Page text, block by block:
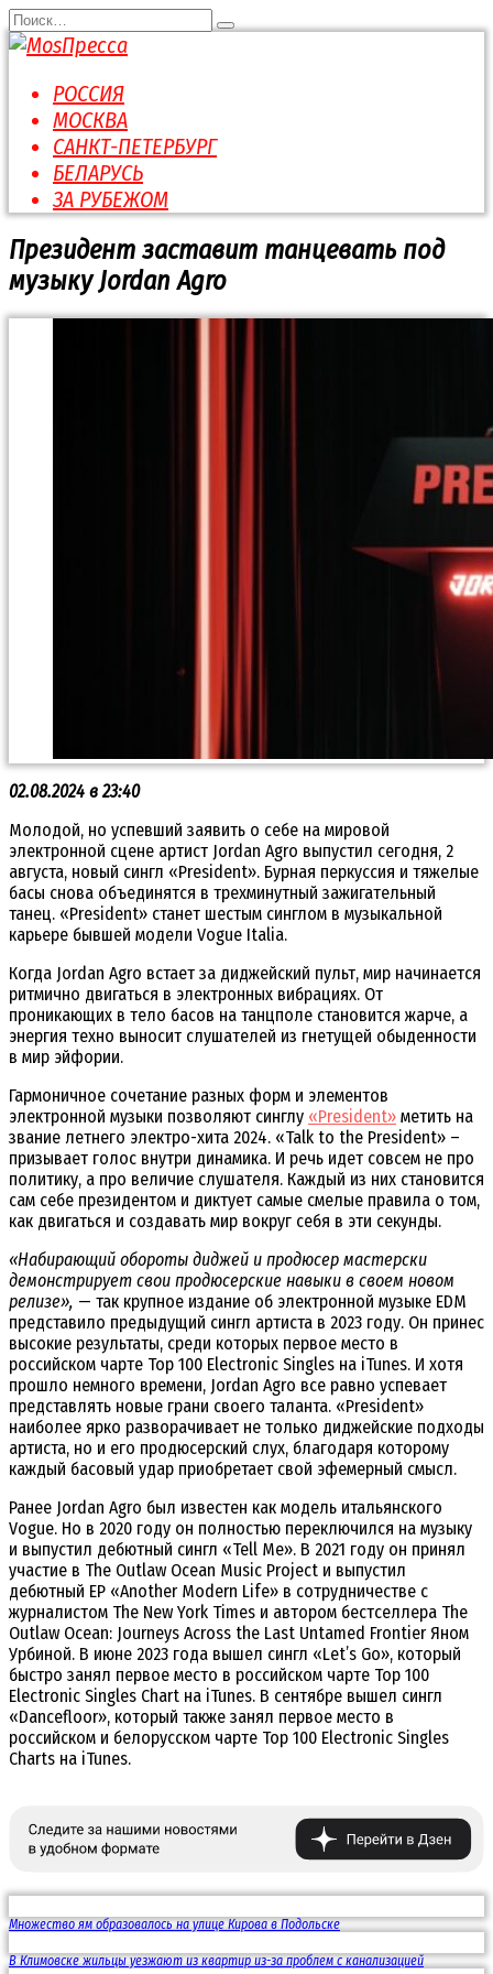
Перейти
к
содержанию
Search
for:
РОССИЯ
МОСКВА
САНКТ-ПЕТЕРБУРГ
БЕЛАРУСЬ
ЗА РУБЕЖОМ
Президент заставит танцевать под
музыку Jordan Agro
02.08.2024 в 23:40
Молодой, но успевший заявить о себе на мировой
электронной сцене артист Jordan Agro выпустил сегодня, 2
августа, новый сингл «President». Бурная перкуссия и тяжелые
басы снова объединятся в трехминутный зажигательный
танец. «President» станет шестым синглом в музыкальной
карьере бывшей модели Vogue Italia.
Когда Jordan Agro встает за диджейский пульт, мир начинается
ритмично двигаться в электронных вибрациях. От
проникающих в тело басов на танцполе становится жарче, а
энергия техно выносит слушателей из гнетущей обыденности
в мир эйфории.
Гармоничное сочетание разных форм и элементов
электронной музыки позволяют синглу «President» метить на
звание летнего электро-хита 2024. «Talk to the President» –
призывает голос внутри динамика. И речь идет совсем не про
политику, а про величие слушателя. Каждый из них становится
сам себе президентом и диктует самые смелые правила о том,
как двигаться и создавать мир вокруг себя в эти секунды.
«Набирающий обороты диджей и продюсер мастерски
демонстрирует свои продюсерские навыки в своем новом
релизе», — так крупное издание об электронной музыке EDM
представило предыдущий сингл артиста в 2023 году. Он принес
высокие результаты, среди которых первое место в
российском чарте Top 100 Electronic Singles на iTunes. И хотя
прошло немного времени, Jordan Agro все равно успевает
представлять новые грани своего таланта. «President»
наиболее ярко разворачивает не только диджейские подходы
артиста, но и его продюсерский слух, благодаря которому
каждый басовый удар приобретает свой эфемерный смысл.
Ранее Jordan Agro был известен как модель итальянского
Vogue. Но в 2020 году он полностью переключился на музыку
и выпустил дебютный сингл «Tell Me». В 2021 году он принял
участие в The Outlaw Ocean Music Project и выпустил
дебютный EP «Another Modern Life» в сотрудничестве с
журналистом The New York Times и автором бестселлера The
Outlaw Ocean: Journeys Across the Last Untamed Frontier Яном
Урбиной. В июне 2023 года вышел сингл «Let’s Go», который
быстро занял первое место в российском чарте Top 100
Electronic Singles Chart на iTunes. В сентябре вышел сингл
«Dancefloor», который также занял первое место в
российском и белорусском чарте Top 100 Electronic Singles
Charts на iTunes.
Множество ям образовалось на улице Кирова в Подольске
В Климовске жильцы уезжают из квартир из-за проблем с канализацией